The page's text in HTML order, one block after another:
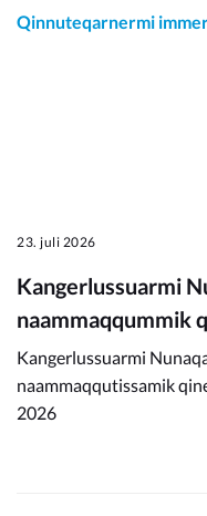
Qinnuteqarnermi
23. juli 2026
Kangerlussuarmi
naammaqqummik
Kangerlussuarmi
naammaqqutissamik
2026